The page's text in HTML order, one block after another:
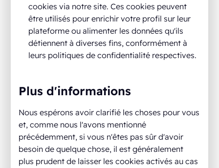
cookies via notre site. Ces cookies peuvent
être utilisés pour enrichir votre profil sur leur
plateforme ou alimenter les données qu'ils
détiennent à diverses fins, conformément à
leurs politiques de confidentialité respectives.
Plus d'informations
Nous espérons avoir clarifié les choses pour vous
et, comme nous l'avons mentionné
précédemment, si vous n'êtes pas sûr d'avoir
besoin de quelque chose, il est généralement
plus prudent de laisser les cookies activés au cas